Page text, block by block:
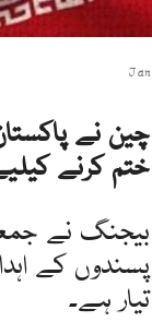
چین نے
ختم کرنے
بیجنگ نے
پسندوں کے
تیار ہے۔